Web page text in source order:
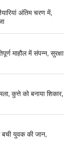
अंतिम चरण में,
माहौल में संपन्न, सुरक्षा
कुत्ते को बनाया शिकार,
बची युवक की जान,